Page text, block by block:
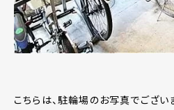
こちらは、駐輪場のお写真でござい